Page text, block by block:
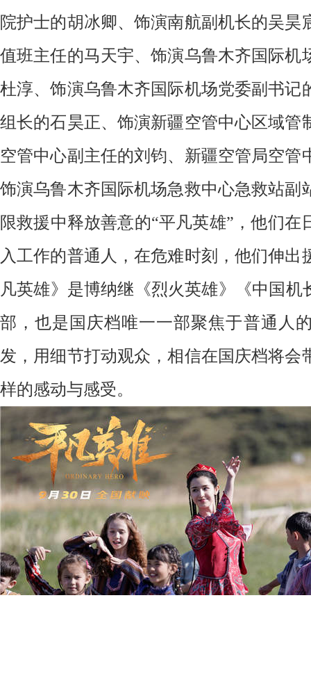
院护士的胡冰卿、饰演南航副机长的吴昊
值班主任的马天宇、饰演乌鲁木齐国际机
杜淳、饰演乌鲁木齐国际机场党委副书记
组长的石昊正、饰演新疆空管中心区域管
空管中心副主任的刘钧、 新疆空管局空管
饰演乌鲁木齐国际机场急救中心急救站副
限救援中释放善意的“平凡英雄”，他们在
入工作的普通人，在危难时刻，他们伸出
凡英雄》是博纳继《烈火英雄》《中国机
部，也是国庆档唯一一部聚焦于普通人
发，用细节打动观众，相信在国庆档将会
样的感动与感受。